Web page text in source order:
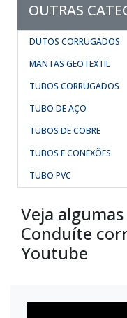
OUTRAS
DUTOS CORRUGADOS
MANTAS GEOTEXTIL
TUBOS CORRUGADOS
TUBO DE AÇO
TUBOS DE COBRE
TUBOS E CONEXÕES
TUBO PVC
Veja
Conduíte
Youtube